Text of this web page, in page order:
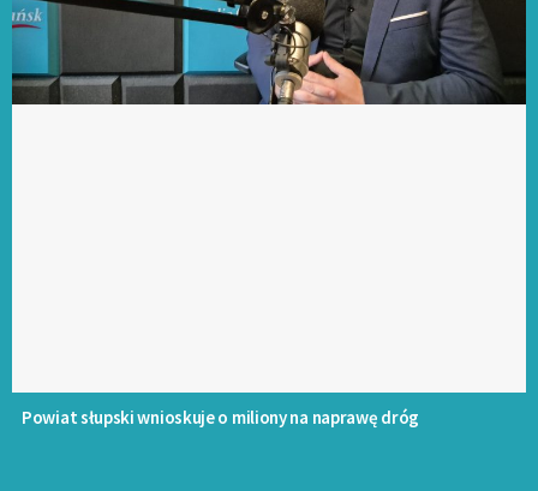
Powiat słupski wnioskuje o miliony na naprawę dróg